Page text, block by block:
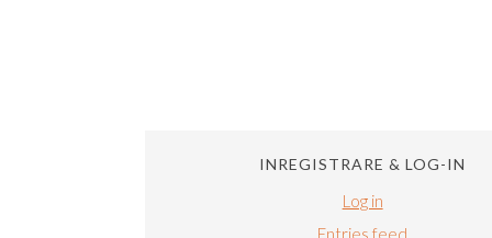
INREGISTRARE & LOG-IN
Log in
Entries feed